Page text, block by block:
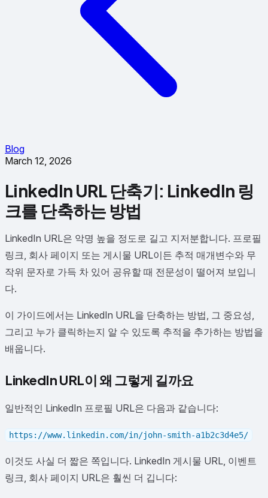
Blog
March 12, 2026
LinkedIn URL 단축기: LinkedIn 링
크를 단축하는 방법
LinkedIn URL은 악명 높을 정도로 길고 지저분합니다. 프로필
링크, 회사 페이지 또는 게시물 URL이든 추적 매개변수와 무
작위 문자로 가득 차 있어 공유할 때 전문성이 떨어져 보입니
다.
이 가이드에서는 LinkedIn URL을 단축하는 방법, 그 중요성,
그리고 누가 클릭하는지 알 수 있도록 추적을 추가하는 방법을
배웁니다.
LinkedIn URL이 왜 그렇게 길까요
일반적인 LinkedIn 프로필 URL은 다음과 같습니다:
https://www.linkedin.com/in/john-smith-a1b2c3d4e5/
이것도 사실 더 짧은 쪽입니다. LinkedIn 게시물 URL, 이벤트
링크, 회사 페이지 URL은 훨씬 더 깁니다: